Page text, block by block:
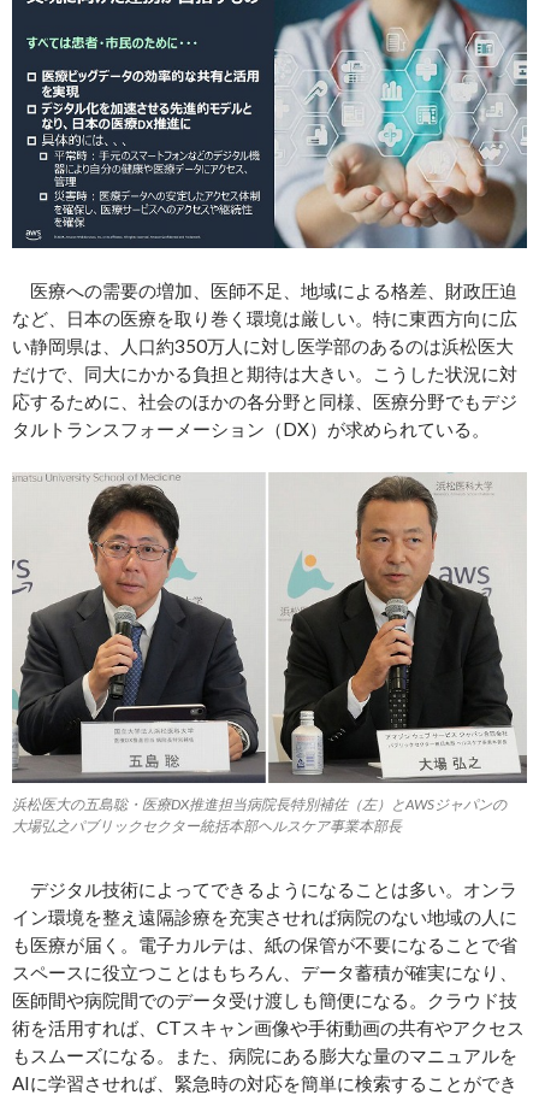
医療への需要の増加、医師不足、地域による格差、財政圧迫
など、日本の医療を取り巻く環境は厳しい。特に東西方向に広
い静岡県は、人口約350万人に対し医学部のあるのは浜松医大
だけで、同大にかかる負担と期待は大きい。こうした状況に対
応するために、社会のほかの各分野と同様、医療分野でもデジ
タルトランスフォーメーション（DX）が求められている。
浜松医大の五島聡・医療DX推進担当病院長特別補佐（左）とAWSジャパンの
大場弘之パブリックセクター統括本部ヘルスケア事業本部長
デジタル技術によってできるようになることは多い。オンラ
イン環境を整え遠隔診療を充実させれば病院のない地域の人に
も医療が届く。電子カルテは、紙の保管が不要になることで省
スペースに役立つことはもちろん、データ蓄積が確実になり、
医師間や病院間でのデータ受け渡しも簡便になる。クラウド技
術を活用すれば、CTスキャン画像や手術動画の共有やアクセス
もスムーズになる。また、病院にある膨大な量のマニュアルを
AIに学習させれば、緊急時の対応を簡単に検索することができ